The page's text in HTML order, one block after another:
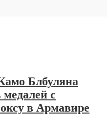
Блбуляна
с
в Армавире